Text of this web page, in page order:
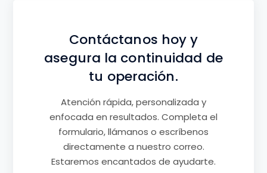
Contáctanos hoy y
asegura la continuidad de
tu operación.
Atención rápida, personalizada y
enfocada en resultados. Completa el
formulario, llámanos o escríbenos
directamente a nuestro correo.
Estaremos encantados de ayudarte.